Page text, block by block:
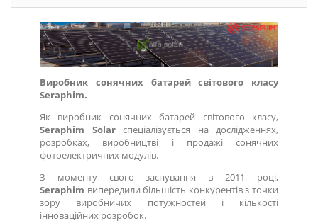
Виробник сонячних батарей світового класу
Seraphim.
Як виробник сонячних батарей світового класу,
Seraphim Solarспеціалізується на дослідженнях,
розробках, виробництві і продажі сонячних
фотоелектричних модулів.
З моменту свого заснування в 2011 році,
Seraphim випередили більшість конкурентів з точки
зору виробничих потужностей і кількості
інноваційних розробок.